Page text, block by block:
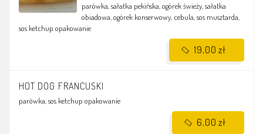
parówka, sałatka pekińska, ogórek świeży, sałatka
obiadowa, ogórek konserwowy, cebula, sos musztarda,
sos ketchup opakowanie
HOT DOG FRANCUSKI
parówka, sos ketchup opakowanie